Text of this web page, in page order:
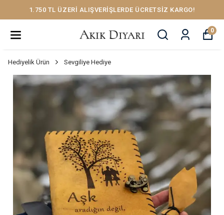
1.750 TL ÜZERİ ALIŞVERİŞLERDE ÜCRETSİZ KARGO!
0
Hediyelik Ürün Sevgiliye Hediye